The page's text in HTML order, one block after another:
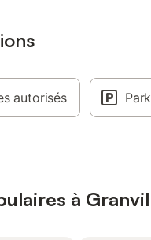
autorisés
à